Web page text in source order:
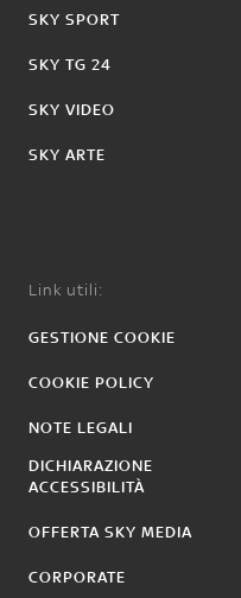
SKY SPORT
SKY TG 24
SKY VIDEO
SKY ARTE
Link utili:
GESTIONE COOKIE
COOKIE POLICY
NOTE LEGALI
DICHIARAZIONE
ACCESSIBILITÀ
OFFERTA SKY MEDIA
CORPORATE